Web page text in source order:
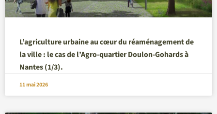
L’agriculture urbaine au cœur du réaménagement de
la ville : le cas de l’Agro-quartier Doulon-Gohards à
Nantes (1/3).
11 mai 2026